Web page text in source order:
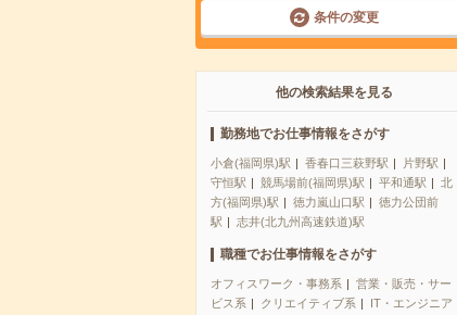
条件の変更
他の検索結果を見る
勤務地でお仕事情報をさがす
小倉(福岡県)駅 香春口三萩野駅
片野駅
守恒駅
競馬場前(福岡県)駅 平和通駅
北
方(福岡県)駅
徳力嵐山口駅
徳力公団前
駅
志井(北九州高速鉄道)駅
職種でお仕事情報をさがす
オフィスワーク・事務系
営業・販売・サー
ビス系
クリエイティブ系
IT・エンジニア